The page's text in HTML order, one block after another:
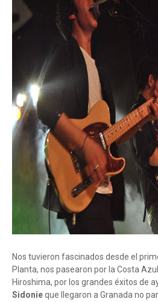
Nos tuvieron fascinados desde el
Planta, nos pasearon por la Costa
Hiroshima, por los grandes éxitos de
Sidonieque llegaron a Granada no